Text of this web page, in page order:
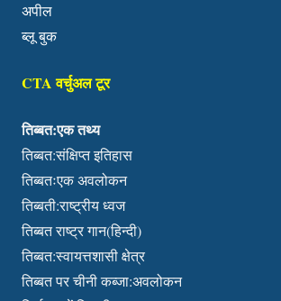
अपील
ब्लू बुक
CTA वर्चुअल टूर
तिब्बत:एक तथ्य
तिब्बत:संक्षिप्त इतिहास
तिब्बतःएक अवलोकन
तिब्बती:राष्ट्रीय ध्वज
तिब्बत राष्ट्र गान(हिन्दी)
तिब्बत:स्वायत्तशासी क्षेत्र
तिब्बत पर चीनी कब्जा:अवलोकन